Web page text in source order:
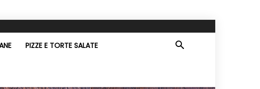
PIZZE E TORTE SALATE